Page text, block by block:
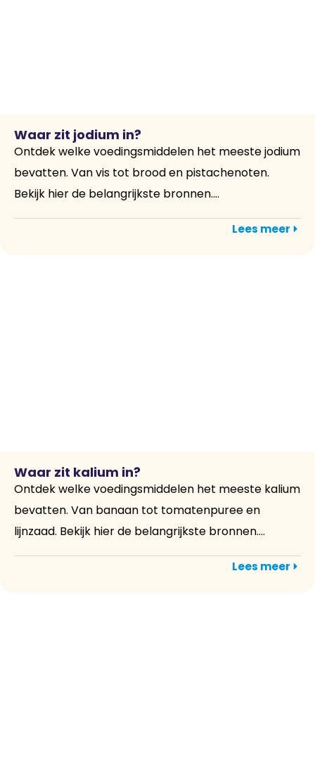
Waar zit jodium in?
Ontdek welke voedingsmiddelen het meeste jodium
bevatten. Van vis tot brood en pistachenoten.
Bekijk hier de belangrijkste bronnen....
Lees meer
Waar zit kalium in?
Ontdek welke voedingsmiddelen het meeste kalium
bevatten. Van banaan tot tomatenpuree en
lijnzaad. Bekijk hier de belangrijkste bronnen....
Lees meer